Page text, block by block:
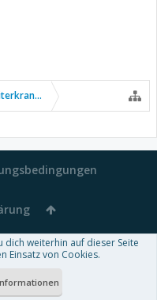
Deutsch von xenDach
dich weiterhin auf dieser Seite
Einsatz von Cookies.